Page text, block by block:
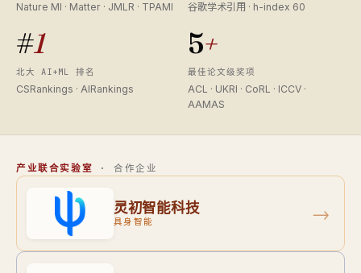
Nature MI · Matter · JMLR · TPAMI 谷歌学术引用 · h-index 60
#1
北大 AI+ML 排名
CSRankings · AIRankings
5+
最佳论文级奖项
ACL · UKRI · CoRL · ICCV ·
AAMAS
产业联合实验室 · 合作企业
灵初智能科技
具身智能 →